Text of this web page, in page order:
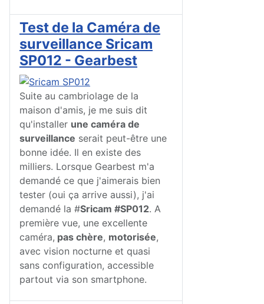
Test de la Caméra de
surveillance Sricam
SP012 - Gearbest
Suite au cambriolage de la
maison d'amis, je me suis dit
qu'installer une caméra de
surveillance serait peut-être une
bonne idée. Il en existe des
milliers. Lorsque Gearbest m'a
demandé ce que j'aimerais bien
tester (oui ça arrive aussi), j'ai
demandé la #Sricam #SP012. A
première vue, une excellente
caméra, pas chère, motorisée,
avec vision nocturne et quasi
sans configuration, accessible
partout via son smartphone.